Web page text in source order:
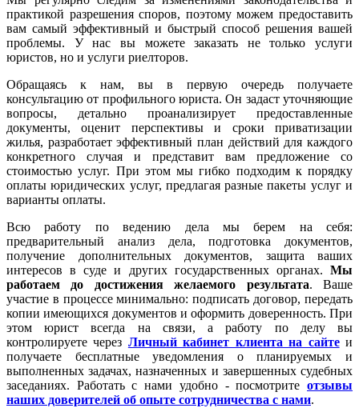
практикой разрешения споров, поэтому можем предоставить
вам самый эффективный и быстрый способ решения вашей
проблемы. У нас вы можете заказать не только услуги
юристов, но и услуги риелторов.
Обращаясь к нам, вы в первую очередь получаете
консультацию от профильного юриста. Он задаст уточняющие
вопросы, детально проанализирует предоставленные
документы, оценит перспективы и сроки приватизации
жилья, разработает эффективный план действий для каждого
конкретного случая и представит вам предложение со
стоимостью услуг. При этом мы гибко подходим к порядку
оплаты юридических услуг, предлагая разные пакеты услуг и
варианты оплаты.
Всю работу по ведению дела мы берем на себя:
предварительный анализ дела, подготовка документов,
получение дополнительных документов, защита ваших
интересов в суде и других государственных органах. Мы
работаем
до достижения желаемого результата. Ваше
участие в процессе минимально: подписать договор, передать
копии имеющихся документов и оформить доверенность. При
этом юрист всегда на связи, а работу по делу вы
контролируете через Личный кабинет клиента на сайтеи
получаете бесплатные уведомления о планируемых и
выполненных задачах, назначенных и завершенных судебных
заседаниях. Работать с нами удобно - посмотрите отзывы
наших доверителей об опыте сотрудничества с нами.